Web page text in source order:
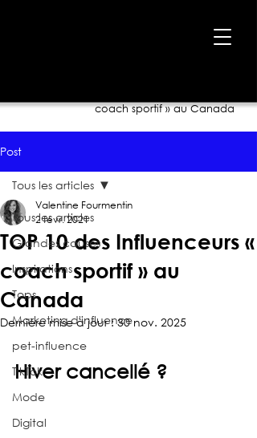
coach sportif » au Canada
Post
Tous les articles
Grandes causes
Inspirations
Tops
Marketing d'influence
pet-influence
TikTok
Mode
Digital
Tous les articles
TOP 10 des Influenceurs «
coach sportif » au
Canada
Valentine Fourmentin
2 févr. 2021
Dernière mise à jour :30 nov. 2025
Hiver cancellé ?